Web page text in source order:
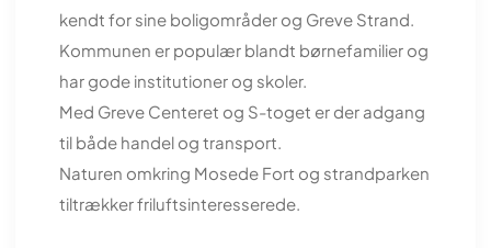
kendt for sine boligområder og Greve Strand.
Kommunen er populær blandt børnefamilier og
har gode institutioner og skoler.
Med Greve Centeret og S-toget er der adgang
til både handel og transport.
Naturen omkring Mosede Fort og strandparken
tiltrækker friluftsinteresserede.